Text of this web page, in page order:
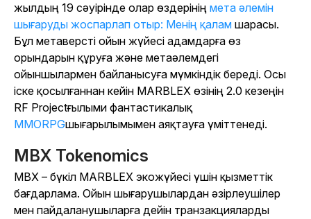
жылдың 19 сәуірінде олар өздерінің мета әлемін
шығаруды жоспарлап отыр: Менің қалам шарасы.
Бұл метаверсті ойын жүйесі адамдарға өз
орындарын құруға және метаәлемдегі
ойыншылармен байланысуға мүмкіндік береді. Осы
іске қосылғаннан кейін MARBLEX өзінің 2.0 кезеңін
RF Projectғылыми фантастикалық
MMORPGшығарылымымен аяқтауға үміттенеді.
MBX Tokenomics
MBX – бүкіл MARBLEX экожүйесі үшін қызметтік
бағдарлама. Ойын шығарушылардан әзірлеушілер
мен пайдаланушыларға дейін транзакцияларды